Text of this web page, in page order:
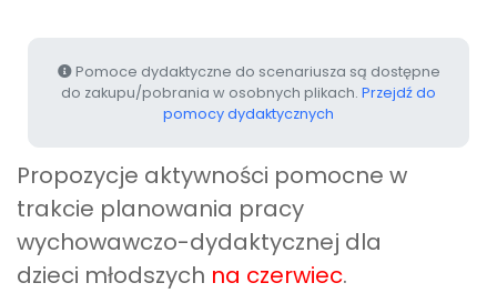
Pomoce dydaktyczne do scenariusza są dostępne
do zakupu/pobrania w osobnych plikach. Przejdź do
pomocy dydaktycznych
Propozycje aktywności pomocne w
trakcie planowania pracy
wychowawczo-dydaktycznej dla
dzieci młodszych na czerwiec.